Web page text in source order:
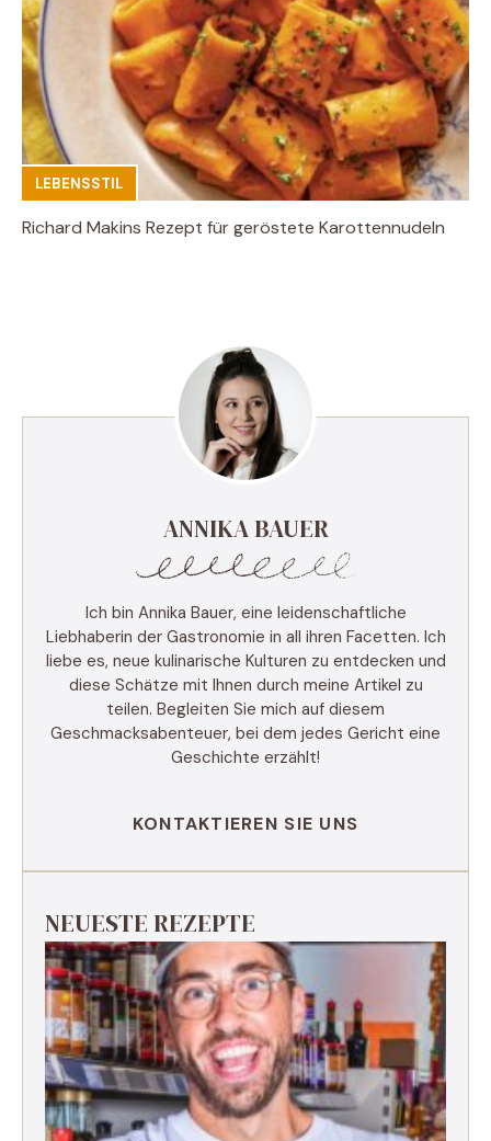
LEBENSSTIL
Richard Makins Rezept für geröstete Karottennudeln
ANNIKA BAUER
Ich bin Annika Bauer, eine leidenschaftliche
Liebhaberin der Gastronomie in all ihren Facetten. Ich
liebe es, neue kulinarische Kulturen zu entdecken und
diese Schätze mit Ihnen durch meine Artikel zu
teilen. Begleiten Sie mich auf diesem
Geschmacksabenteuer, bei dem jedes Gericht eine
Geschichte erzählt!
KONTAKTIEREN SIE UNS
NEUESTE REZEPTE